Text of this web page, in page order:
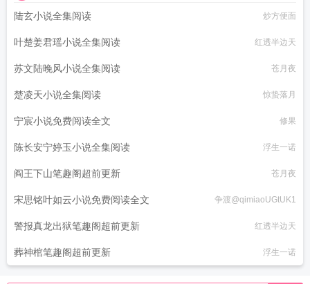
陆玄小说全集阅读 炒方便面
叶楚姜君瑶小说全集阅读 红透半边天
苏文陆晚风小说全集阅读 苍月夜
楚凌天小说全集阅读 惊蛰落月
宁宸小说免费阅读全文 修果
陈长安宁婷玉小说全集阅读 浮生一诺
阎王下山笔趣阁超前更新 苍月夜
宋思铭叶如云小说免费阅读全文 争渡@qimiaoUGtUK1
警报真龙出狱笔趣阁超前更新 红透半边天
葬神棺笔趣阁超前更新 浮生一诺